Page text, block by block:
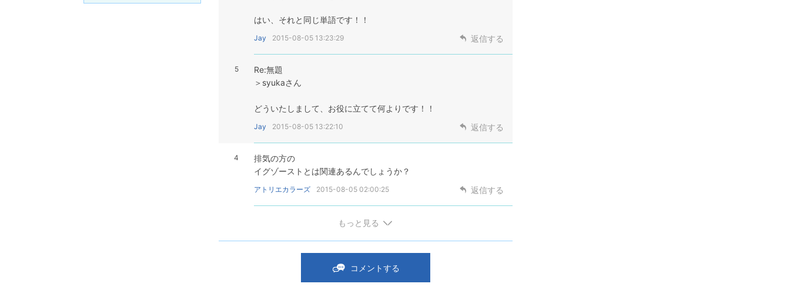
はい、それと同じ単語です！！
Jay 2015-08-05 13:23:29 返信する
5
Re:無題
＞syukaさん
どういたしまして、お役に立てて何よりです！！
Jay 2015-08-05 13:22:10 返信する
4
排気の方の
イグゾーストとは関連あるんでしょうか？
アトリエカラーズ 2015-08-05 02:00:25 返信する
もっと見る
コメントする